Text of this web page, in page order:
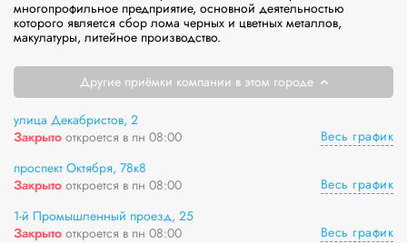
многопрофильное предприятие, основной деятельностью
которого является сбор лома черных и цветных металлов,
макулатуры, литейное производство.
Другие приёмки компании в этом городе
улица Декабристов, 2
Закрыто откроется в пн 08:00
Весь график
проспект Октября, 78к8
Закрыто откроется в пн 08:00
Весь график
1-й Промышленный проезд, 25
Закрыто откроется в пн 08:00
Весь график